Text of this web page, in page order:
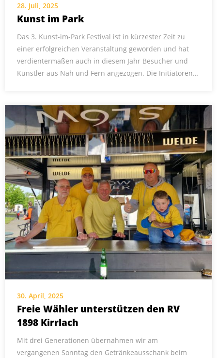
28. Juli, 2025
Kunst im Park
Das 3. Kunst-im-Park Festival ist in kürzester Zeit zu
einer erfolgreichen Veranstaltung geworden und hat
verdientermaßen auch in diesem Jahr Besucher und
Künstler aus Nah und Fern angezogen. Die Initiatoren…
30. April, 2025
Freie Wähler unterstützen den RV
1898 Kirrlach
Mit drei Generationen übernahmen wir am
vergangenen Sonntag den Getränkeausschank beim